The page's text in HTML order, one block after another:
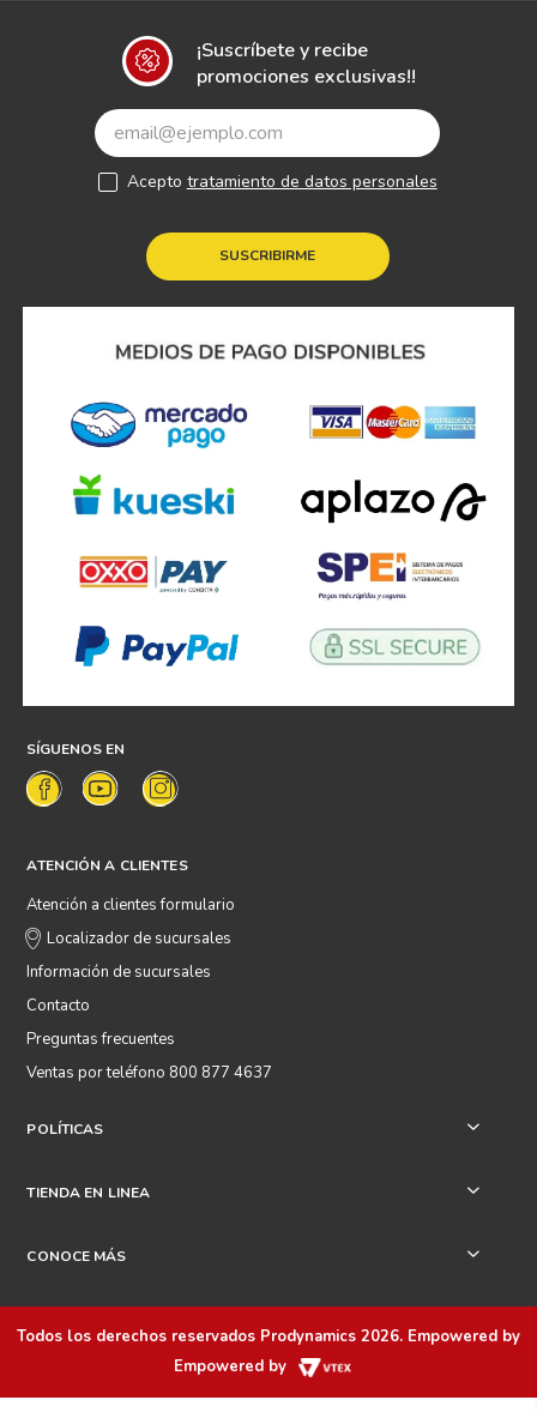
¡Suscríbete y recibe
promociones exclusivas!!
SUSCRIBIRME
Acepto tratamiento de datos personales
SÍGUENOS EN
ATENCIÓN A CLIENTES
Atención a clientes formulario
Localizador de sucursales
Información de sucursales
Contacto
Preguntas frecuentes
Ventas por teléfono 800 877 4637
POLÍTICAS +
TIENDA EN LINEA +
CONOCE MÁS +
Todos los derechos reservados Prodynamics 2026. Empowered by
Empowered by